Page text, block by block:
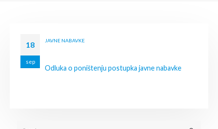
18
sep
JAVNE NABAVKE
Odluka o poništenju postupka javne nabavke